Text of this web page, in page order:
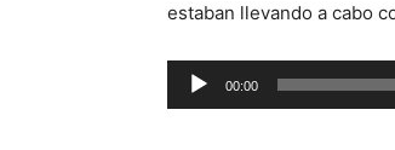
estaban llevando a cabo
Reproductor
de
00:00